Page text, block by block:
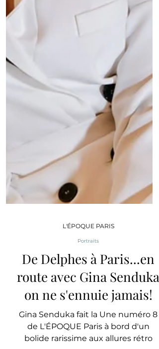
L'ÉPOQUE PARIS
Portraits
De Delphes à Paris...en
route avec Gina Senduka
on ne s'ennuie jamais!